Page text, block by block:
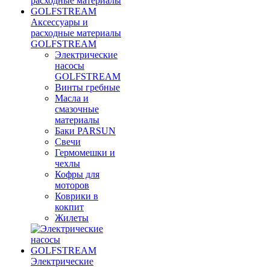
Аксессуары и
расходные материалы
GOLFSTREAM
Электрические
насосы
GOLFSTREAM
Винты гребные
Масла и
смазочные
материалы
Баки PARSUN
Свечи
Гермомешки и
чехлы
Кофры для
моторов
Коврики в
кокпит
Жилеты
Электрические